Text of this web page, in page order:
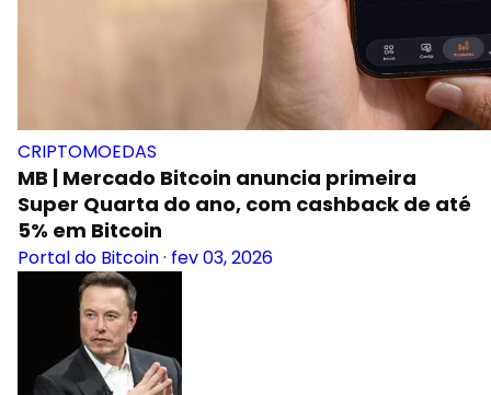
CRIPTOMOEDAS
MB | Mercado Bitcoin anuncia primeira
Super Quarta do ano, com cashback de até
5% em Bitcoin
Portal do Bitcoin· fev 03, 2026